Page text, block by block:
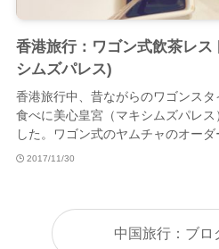
香港旅行：ワゴン式飲茶レス
シムズパレス)
香港旅行中、昔ながらのワゴンス
食べに美心皇宮（マキシムズパレ
した。ワゴン式のヤムチャのオーダ
2017/11/30
中国旅行：ブロ